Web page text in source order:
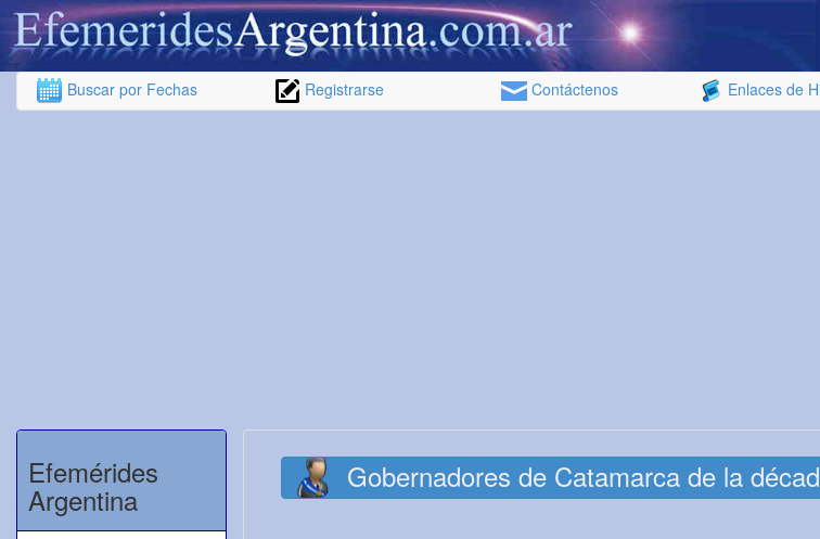
Buscar por Fechas Registrarse Contáctenos Enlaces de
Efemérides
Argentina
Gobernadores de Catamarca de la